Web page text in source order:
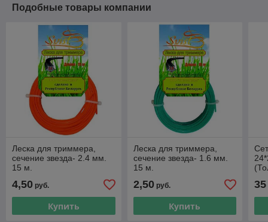
Подобные товары компании
Леска для триммера,
сечение звезда- 2.4 мм.
15 м.
4,50 руб.
Купить
Леска для триммера,
сечение звезда- 1.6 мм.
15 м.
2,50руб.
Купить
35